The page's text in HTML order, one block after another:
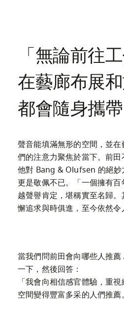
「無論前往
在藝廊布展
都會隨身攜帶
聲音能填滿無形的空間，並
們的注意力聚焦於當下。前田
他對 Bang & Olufsen 的絕妙
更是敬佩不已。「一個擁有
越聲譽肯定，堪稱實至名歸
懈追求與時俱進，至今依然令
當我們問前田會向哪些人推
一下，然後回答：
「我會向相信感官體驗，重
空間變得豐富多采的人們推薦